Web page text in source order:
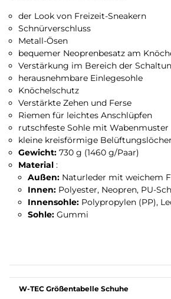
der Look von Freizeit-Sneakern
Schnürverschluss
Metall-Ösen
bequemer Neoprenbesatz am
Verstärkung im Bereich der
herausnehmbare Einlegesohle
Knöchelschutz
Verstärkte Zehen und Ferse
Riemen für leichtes Anschlüpfen
rutschfeste Sohle mit Wabenmuster
kleine kreisförmige
Gewicht:730 g (1460 g/Paar)
Material:
Außen:Naturleder mit weichem
Innen:Polyester, Neopren, PU-
Innensohle: Polypropylen (PP),
Sohle: Gummi
W-TEC Größentabelle Schuhe